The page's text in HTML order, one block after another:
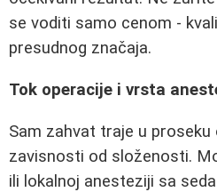
se voditi samo cenom -
presudnog značaja.
Tok operacije i vrsta
Sam zahvat traje u
zavisnosti od složenosti.
ili lokalnoj anesteziji sa